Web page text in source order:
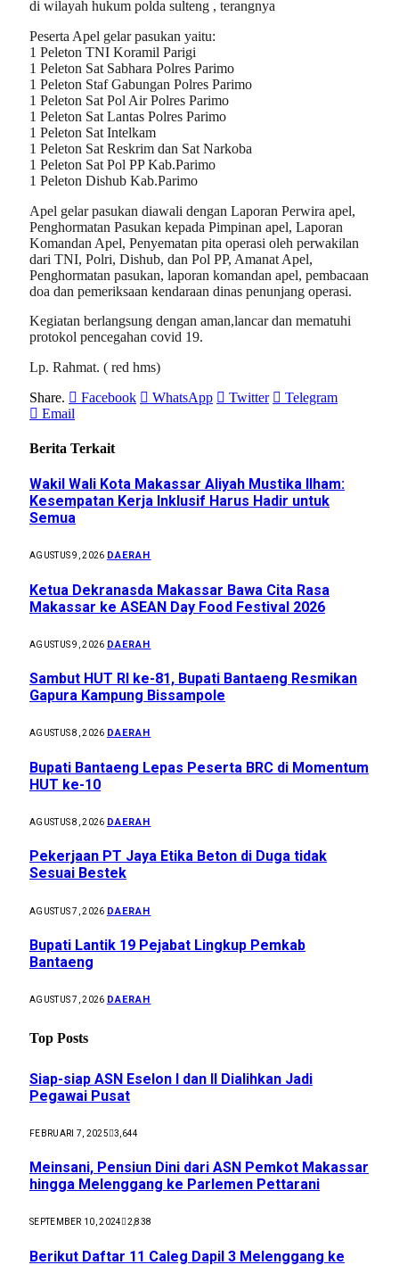
di wilayah hukum polda sulteng , terangnya
Peserta Apel gelar pasukan yaitu:
1 Peleton TNI Koramil Parigi
1 Peleton Sat Sabhara Polres Parimo
1 Peleton Staf Gabungan Polres Parimo
1 Peleton Sat Pol Air Polres Parimo
1 Peleton Sat Lantas Polres Parimo
1 Peleton Sat Intelkam
1 Peleton Sat Reskrim dan Sat Narkoba
1 Peleton Sat Pol PP Kab.Parimo
1 Peleton Dishub Kab.Parimo
Apel gelar pasukan diawali dengan Laporan Perwira apel,
Penghormatan Pasukan kepada Pimpinan apel, Laporan
Komandan Apel, Penyematan pita operasi oleh perwakilan
dari TNI, Polri, Dishub, dan Pol PP, Amanat Apel,
Penghormatan pasukan, laporan komandan apel, pembacaan
doa dan pemeriksaan kendaraan dinas penunjang operasi.
Kegiatan berlangsung dengan aman,lancar dan mematuhi
protokol pencegahan covid 19.
Lp. Rahmat. ( red hms)
Share.
Facebook WhatsApp Twitter
Telegram
Email
Berita Terkait
Wakil Wali Kota Makassar Aliyah Mustika Ilham:
Kesempatan Kerja Inklusif Harus Hadir untuk
Semua
AGUSTUS 9, 2026 DAERAH
Ketua Dekranasda Makassar Bawa Cita Rasa
Makassar ke ASEAN Day Food Festival 2026
AGUSTUS 9, 2026 DAERAH
Sambut HUT RI ke-81, Bupati Bantaeng Resmikan
Gapura Kampung Bissampole
AGUSTUS 8, 2026 DAERAH
Bupati Bantaeng Lepas Peserta BRC di Momentum
HUT ke-10
AGUSTUS 8, 2026 DAERAH
Pekerjaan PT Jaya Etika Beton di Duga tidak
Sesuai Bestek
AGUSTUS 7, 2026 DAERAH
Bupati Lantik 19 Pejabat Lingkup Pemkab
Bantaeng
AGUSTUS 7, 2026 DAERAH
Top Posts
Siap-siap ASN Eselon I dan II Dialihkan Jadi
Pegawai Pusat
FEBRUARI 7, 2025 3,644
Meinsani, Pensiun Dini dari ASN Pemkot Makassar
hingga Melenggang ke Parlemen Pettarani
SEPTEMBER 10, 2024 2,838
Berikut Daftar 11 Caleg Dapil 3 Melenggang ke